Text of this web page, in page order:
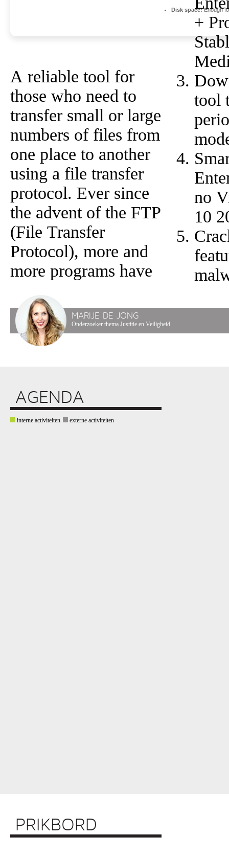
Disk space:Enough
A reliable tool for
those who need to
transfer small or large
numbers of files from
one place to another
using a file transfer
protocol. Ever since
the advent of the FTP
(File Transfer
Protocol), more and
more programs have
+
tool
no
10
MARIJE DE JONG
Onderzoeker thema Justitie en Veiligheid
AGENDA
interne activiteiten externe activiteiten
PRIKBORD